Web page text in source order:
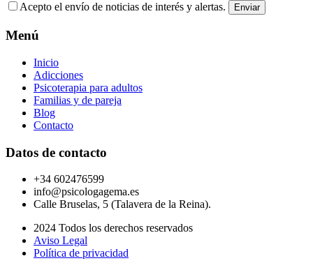
Acepto el envío de noticias de interés y alertas.
Menú
Inicio
Adicciones
Psicoterapia para adultos
Familias y de pareja
Blog
Contacto
Datos de contacto
+34 602476599
info@psicologagema.es
Calle Bruselas, 5 (Talavera de la Reina).
2024 Todos los derechos reservados
Aviso Legal
Política de privacidad